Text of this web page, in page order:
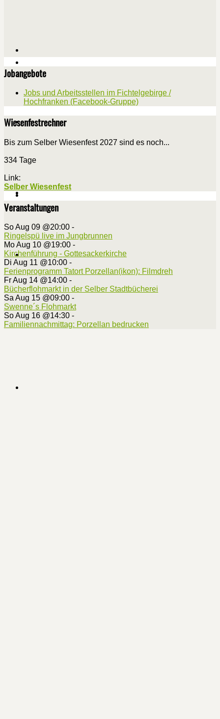
Jobangebote
Jobs und Arbeitsstellen im Fichtelgebirge /
Hochfranken (Facebook-Gruppe)
Wiesenfestrechner
Bis zum Selber Wiesenfest 2027 sind es noch...
334 Tage
Link:
Selber Wiesenfest
Veranstaltungen
So Aug 09 @20:00 -
Ringelspü live im Jungbrunnen
Mo Aug 10 @19:00 -
Kirchenführung - Gottesackerkirche
Di Aug 11 @10:00 -
Ferienprogramm Tatort Porzellan(ikon): Filmdreh
Fr Aug 14 @14:00 -
Bücherflohmarkt in der Selber Stadtbücherei
Sa Aug 15 @09:00 -
Swenne´s Flohmarkt
So Aug 16 @14:30 -
Familiennachmittag: Porzellan bedrucken